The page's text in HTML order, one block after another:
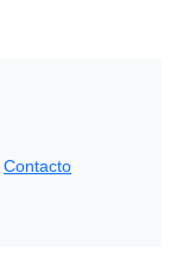
Contacto